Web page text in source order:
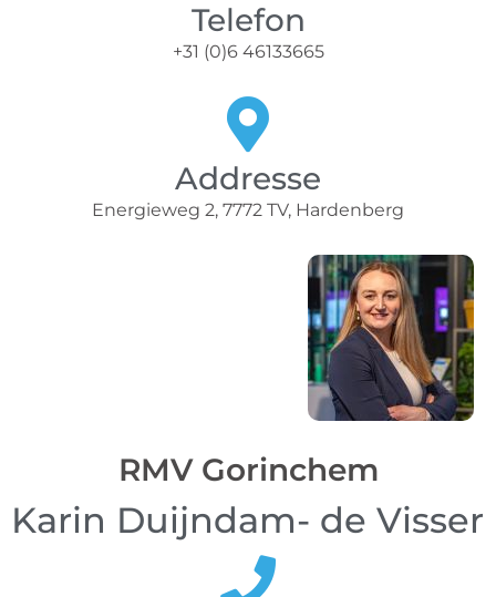
Telefon
+31 (0)6 46133665
Addresse
Energieweg 2, 7772 TV, Hardenberg
RMV Gorinchem
Karin Duijndam- de Visser